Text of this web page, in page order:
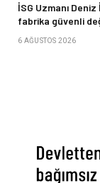
İSG Uzmanı
fabrika güvenli
6 AĞUSTOS 2026